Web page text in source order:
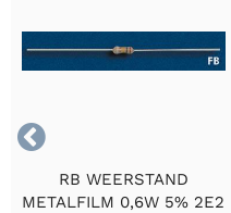

RB WEERSTAND
METALFILM 0,6W 5% 2E2